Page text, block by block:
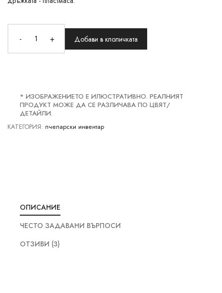
- + Добави в клоличката
* ИЗОБРАЖЕНИЕТО Е ИЛЮСТРАТИВНО. РЕАЛНИЯТ
ПРОДУКТ МОЖЕ ДА СЕ РАЗЛИЧАВА ПО ЦВЯТ/
ДЕТАЙЛИ.
КАТЕГОРИЯ: пчеларски инвентар
ОПИСАНИЕ
ЧЕСТО ЗАДАВАНИ ВЪРПОСИ
ОТЗИВИ (3)